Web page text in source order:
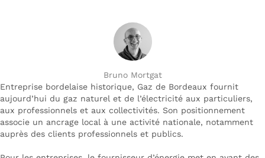
Bruno Mortgat
Entreprise bordelaise historique, Gaz de Bordeaux fournit
aujourd’hui du gaz naturel et de l’électricité aux particuliers,
aux professionnels et aux collectivités. Son positionnement
associe un ancrage local à une activité nationale, notamment
auprès des clients professionnels et publics.